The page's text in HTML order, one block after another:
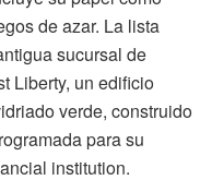
de azar. La lista
sucursal de
Liberty, un edificio
verde, construido
para su
institution.